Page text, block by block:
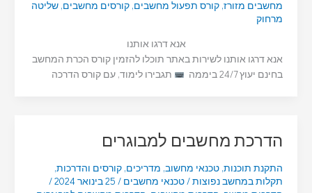
מחשבים מזורז, קורס תפעול מחשבים, קורסים מחשבים, שליטה
מרחוק
אנא דרגו אותנו
אנא דרגו אותנו לשירות באתר תוכלו להזמין קורס הכרת המחשב
בחינם יעוץ 24/7 ביממה
תגבירו לימוד, עם קורס הדרכה
הדרכת מחשבים למבוגרים
התקנת תוכנות, טכנאי מחשוב, מדריכים, קורסים והדרכות,
תקלות במחשב נפוצות/טכנאי מחשבים / 25 בינואר 2024
/